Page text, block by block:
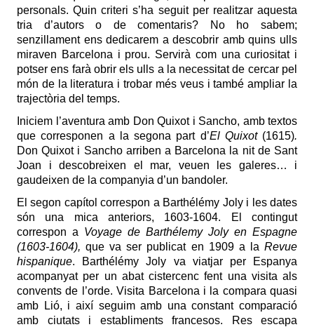
personals. Quin criteri s’ha seguit per realitzar aquesta
tria d’autors o de comentaris? No ho sabem;
senzillament ens dedicarem a descobrir amb quins ulls
miraven Barcelona i prou. Servirà com una curiositat i
potser ens farà obrir els ulls a la necessitat de cercar pel
món de la literatura i trobar més veus i també ampliar la
trajectòria del temps.
Iniciem l’aventura amb Don Quixot i Sancho, amb textos
que corresponen a la segona part d’El Quixot(1615).
Don Quixot i Sancho arriben a Barcelona la nit de Sant
Joan i descobreixen el mar, veuen les galeres… i
gaudeixen de la companyia d’un bandoler.
El segon capítol correspon a Barthélémy Joly i les dates
són una mica anteriors, 1603-1604. El contingut
correspon a Voyage de Barthélemy Joly en Espagne
(1603-1604),que va ser publicat en 1909 a laRevue
hispanique. Barthélémy Joly va viatjar per Espanya
acompanyat per un abat cistercenc fent una visita als
convents de l’orde. Visita Barcelona i la compara quasi
amb Lió, i així seguim amb una constant comparació
amb ciutats i establiments francesos. Res escapa